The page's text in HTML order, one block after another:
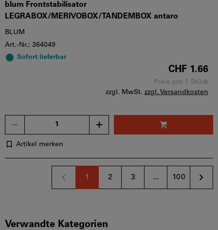
blum Frontstabilisator
LEGRABOX/MERIVOBOX/TANDEMBOX antaro
BLUM
Art.-Nr.: 364049
Sofort lieferbar
CHF 1.66
Preis pro 1 Stück
zzgl. MwSt. zzgl. Versandkosten
Artikel merken
1 2 3 ... 100
Verwandte Kategorien